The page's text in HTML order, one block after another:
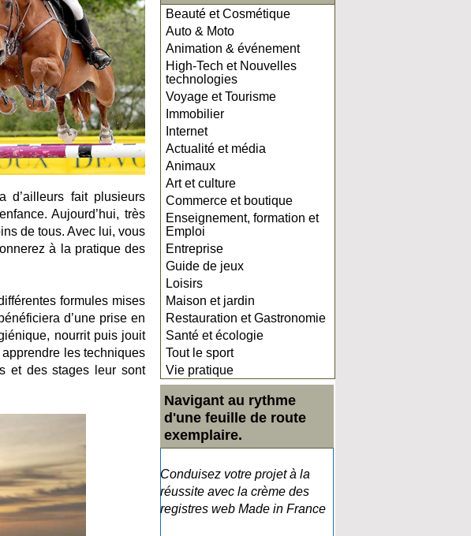
Beauté et Cosmétique
Auto & Moto
Animation & événement
High-Tech et Nouvelles
technologies
Voyage et Tourisme
Immobilier
Internet
Actualité et média
Animaux
Art et culture
Commerce et boutique
Enseignement, formation et
Emploi
Entreprise
Guide de jeux
Loisirs
Maison et jardin
Restauration et Gastronomie
Santé et écologie
Tout le sport
Vie pratique
Navigant au rythme
d'une feuille de route
exemplaire.
Conduisez votre projet à la
réussite avec la crème des
registres web Made in France
d’ailleurs fait plusieurs
Aujourd’hui, très
de tous. Avec lui, vous
à la pratique des
formules mises
d’une prise en
nourrit puis jouit
les techniques
et des stages leur sont